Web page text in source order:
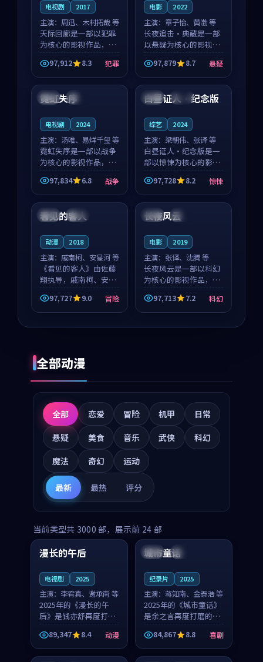
电视剧 2017
主演： 周迅、木村拓哉 等
天际回廊是一部以犯罪
为核心的影视作品，围
绕危机、反转与人物成
长展开，整体节奏紧
凑，值得推荐观看。
97,912 8.3 犯罪
电影 2022
主演： 章子怡、黄渤 等
长夜追击·典藏是一部
以悬疑为核心的影视作
品，围绕危机、反转与
人物成长展开，整体节
奏紧凑，值得推荐观
看。
97,879 8.7 悬疑
日本 院线
霓虹失序
电视剧 2024
主演： 汤唯、易烊千玺 等
霓虹失序是一部以战争
为核心的影视作品，围
绕危机、反转与人物成
长展开，整体节奏紧
凑，值得推荐观看。
97,834 6.8 战争
泰国 独播
白昼证人·纪念版
综艺 2024
主演： 梁朝伟、张译 等
白昼证人·纪念版是一
部以惊悚为核心的影视
作品，围绕危机、反转
与人物成长展开，整体
节奏紧凑，值得推荐观
97,728 8.2 惊悚
泰国 完结
看见的客人
动漫 2018
主演： 戚南柯、安星河 等
《看见的客人》由佐藤
翔执导，戚南柯、安星
河领衔主演，是一部
2018年上映的泰国冒险
动漫。影片以海岸抒情
97,727 9.0 冒险
泰国 院线
长夜风云
电影 2019
主演： 张译、沈腾 等
长夜风云是一部以科幻
为核心的影视作品，围
绕危机、反转与人物成
长展开，整体节奏紧
凑，值得推荐观看。
97,713 7.2 科幻
全部动漫
全部 恋爱 冒险 机甲
日常
悬疑
美食 音乐 武侠
科幻
魔法
奇幻 运动
最新 最热 评分
当前类型共 3000 部，展示前 24 部
中国 高分
99:16
漫长的午后
电视剧 2025
主演： 李宥真、谢承南 等
2025年的《漫长的午
后》是钱亦舒再度打磨
的动漫佳作。中国大陆
的取景与海岛日常的氛
围相互成就，李宥真与
89,347 8.4 动漫
美国 院线
城市童话
纪录片 2025
主演： 蒋知南、金泰浩 等
2025年的《城市童话》
是余之言再度打磨的喜
剧佳作。美国的取景与
历史战争的氛围相互成
就，蒋知南与金泰浩的
84,867 8.8 喜剧